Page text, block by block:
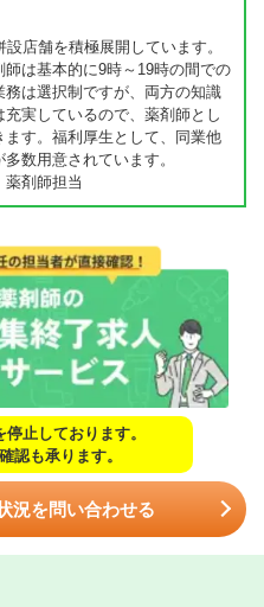
店舗を積極展開しています。
は基本的に9時～19時の間での
は選択制ですが、両方の知識
実しているので、薬剤師とし
す。福利厚生として、同業他
数用意されています。
剤師担当
止しております。
認も承ります。
況を問い合わせる